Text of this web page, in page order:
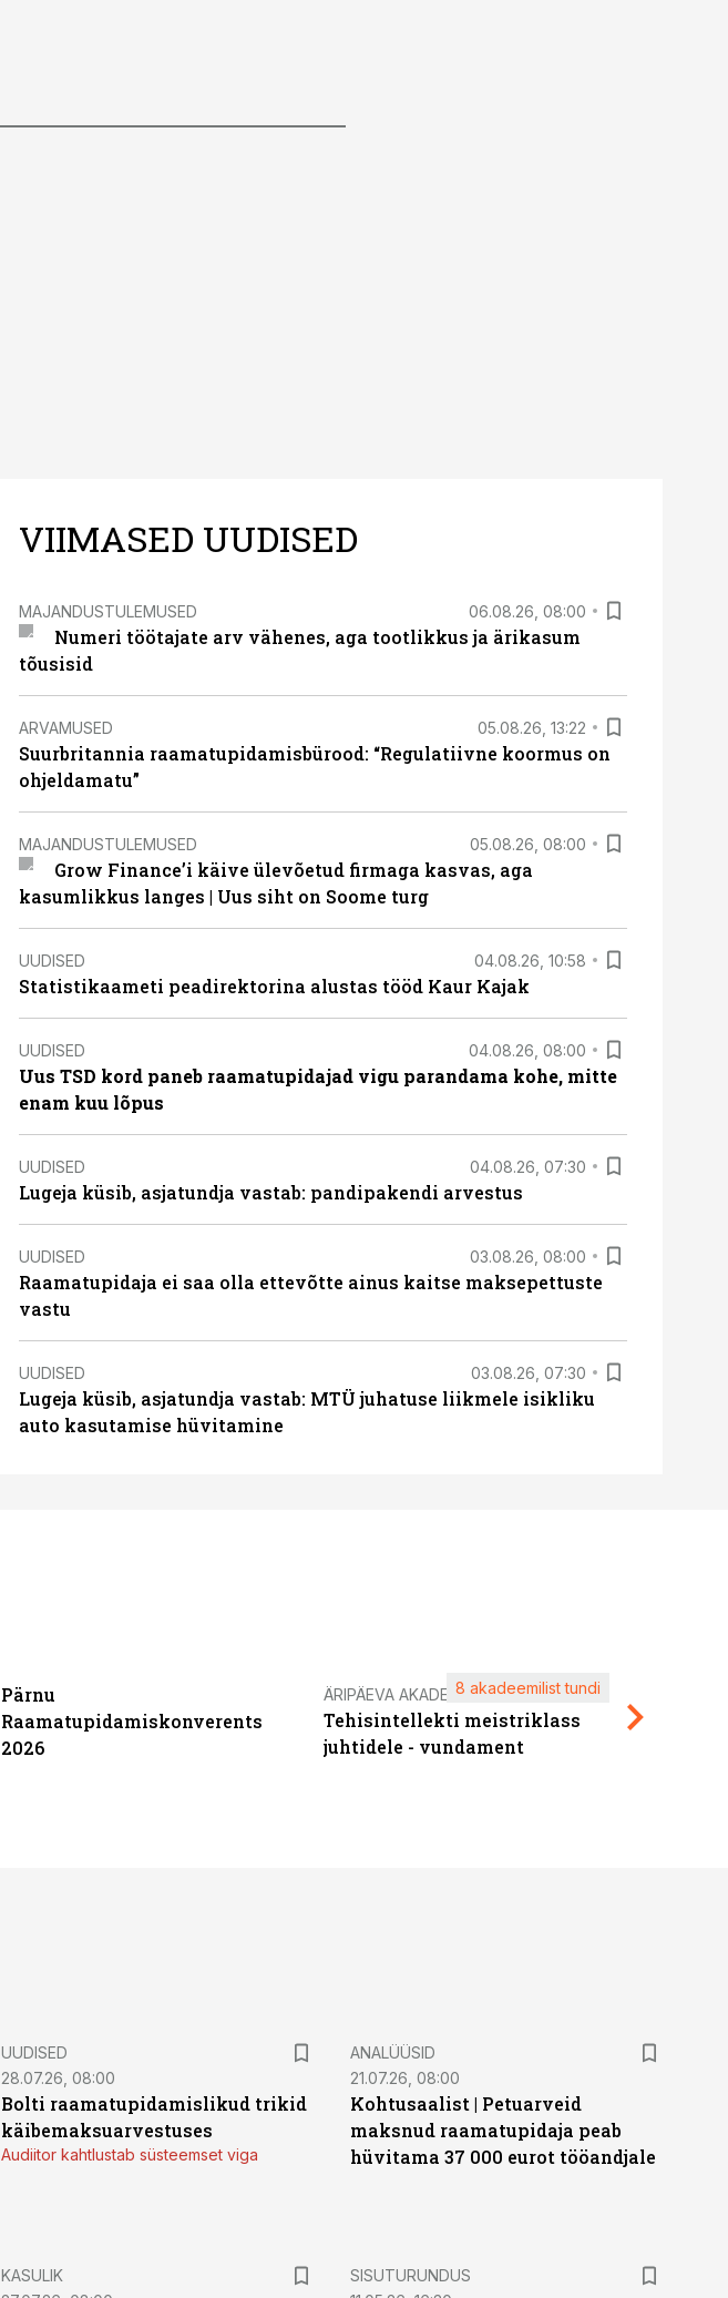
VIIMASED UUDISED
MAJANDUSTULEMUSED 06.08.26, 08:00
Numeri töötajate arv vähenes, aga tootlikkus ja ärikasum
tõusisid
ARVAMUSED 05.08.26, 13:22
Suurbritannia raamatupidamisbürood: “Regulatiivne koormus on
ohjeldamatu”
MAJANDUSTULEMUSED 05.08.26, 08:00
Grow Finance’i käive ülevõetud firmaga kasvas, aga
kasumlikkus langes | Uus siht on Soome turg
UUDISED 04.08.26, 10:58
Statistikaameti peadirektorina alustas tööd Kaur Kajak
UUDISED 04.08.26, 08:00
Uus TSD kord paneb raamatupidajad vigu parandama kohe, mitte
enam kuu lõpus
UUDISED 04.08.26, 07:30
Lugeja küsib, asjatundja vastab: pandipakendi arvestus
UUDISED 03.08.26, 08:00
Raamatupidaja ei saa olla ettevõtte ainus kaitse maksepettuste
vastu
UUDISED 03.08.26, 07:30
Lugeja küsib, asjatundja vastab: MTÜ juhatuse liikmele isikliku
auto kasutamise hüvitamine
Pärnu
Raamatupidamiskonverents
2026
ÄRIPÄEVA AKADEEMIA
Tehisintellekti meistriklass
juhtidele - vundament
8 akadeemilist tundi
UUDISED
28.07.26, 08:00
Bolti raamatupidamislikud trikid
käibemaksuarvestuses
Audiitor kahtlustab süsteemset viga
ANALÜÜSID
21.07.26, 08:00
Kohtusaalist | Petuarveid
maksnud raamatupidaja peab
hüvitama 37 000 eurot tööandjale
KASULIK
ST
SISUTURUNDUS